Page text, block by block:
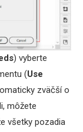
) vyberte
(Use
zväčší o
môžete
všetky pozadia